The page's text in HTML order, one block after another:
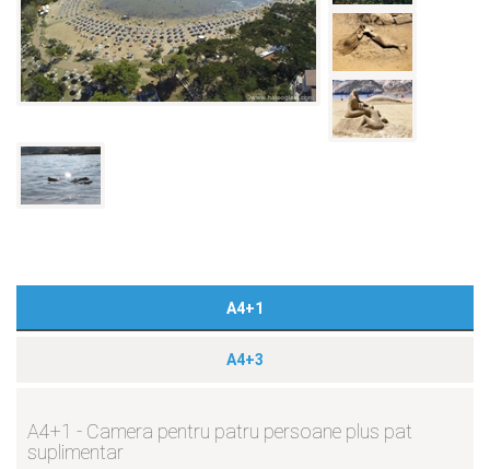
A4+1
A4+3
A4+1 - Camera pentru patru persoane plus pat
suplimentar